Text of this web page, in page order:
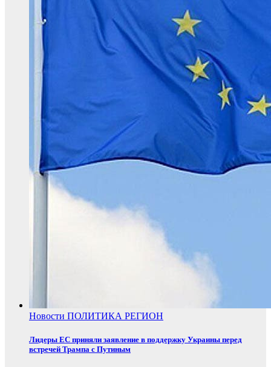
Новости ПОЛИТИКА РЕГИОН
Лидеры ЕС приняли заявление в поддержку Украины перед
встречей Трампа с Путиным